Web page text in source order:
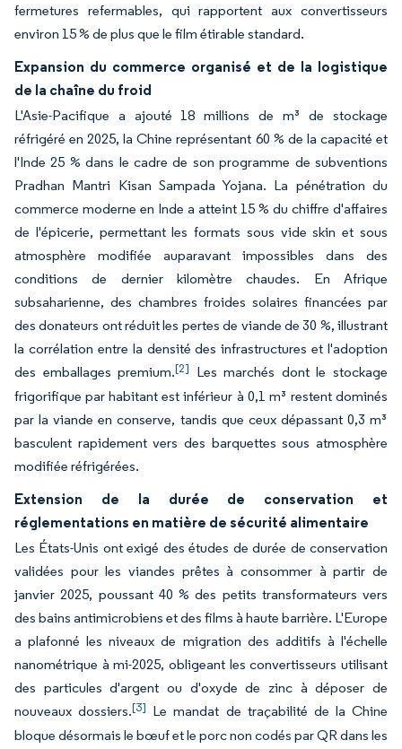
fermetures refermables, qui rapportent aux convertisseurs
environ 15 % de plus que le film étirable standard.
Expansion du commerce organisé et de la logistique
de la chaîne du froid
L'Asie-Pacifique a ajouté 18 millions de m³ de stockage
réfrigéré en 2025, la Chine représentant 60 % de la capacité et
l'Inde 25 % dans le cadre de son programme de subventions
Pradhan Mantri Kisan Sampada Yojana. La pénétration du
commerce moderne en Inde a atteint 15 % du chiffre d'affaires
de l'épicerie, permettant les formats sous vide skin et sous
atmosphère modifiée auparavant impossibles dans des
conditions de dernier kilomètre chaudes. En Afrique
subsaharienne, des chambres froides solaires financées par
des donateurs ont réduit les pertes de viande de 30 %, illustrant
la corrélation entre la densité des infrastructures et l'adoption
des emballages premium.[2] Les marchés dont le stockage
frigorifique par habitant est inférieur à 0,1 m³ restent dominés
par la viande en conserve, tandis que ceux dépassant 0,3 m³
basculent rapidement vers des barquettes sous atmosphère
modifiée réfrigérées.
Extension de la durée de conservation et
réglementations en matière de sécurité alimentaire
Les États-Unis ont exigé des études de durée de conservation
validées pour les viandes prêtes à consommer à partir de
janvier 2025, poussant 40 % des petits transformateurs vers
des bains antimicrobiens et des films à haute barrière. L'Europe
a plafonné les niveaux de migration des additifs à l'échelle
nanométrique à mi-2025, obligeant les convertisseurs utilisant
des particules d'argent ou d'oxyde de zinc à déposer de
nouveaux dossiers.[3] Le mandat de traçabilité de la Chine
bloque désormais le bœuf et le porc non codés par QR dans les